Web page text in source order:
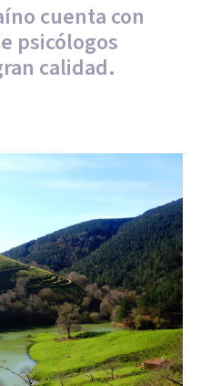
cuenta con
psicólogos
calidad.